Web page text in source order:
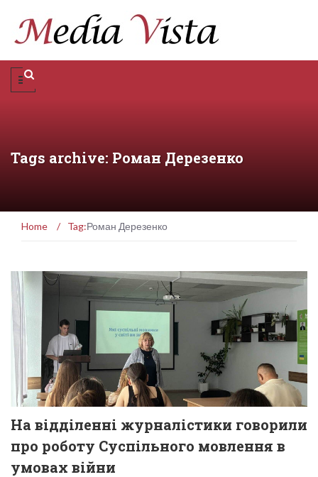
Tags archive: Роман Дерезенко
Home / Tag:Роман Дерезенко
На відділенні журналістики говорили
про роботу Суспільного мовлення в
умовах війни